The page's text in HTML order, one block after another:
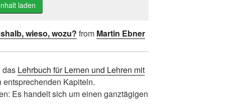
laden
wieso, wozu? from Martin Ebner
das Lehrbuch für Lernen und Lehren mit
entsprechenden Kapiteln.
Es handelt sich um einen ganztägigen